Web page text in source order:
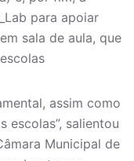
para apoiar
sala de aula, que
assim como
escolas”, salientou
Municipal de